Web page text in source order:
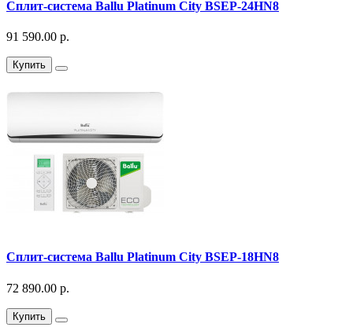
Сплит-система Ballu Platinum City BSEP-24HN8
91 590.00 р.
Купить
Сплит-система Ballu Platinum City BSEP-18HN8
72 890.00 р.
Купить